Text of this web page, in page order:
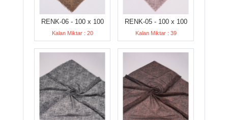
RENK-06 - 100 x 100
Kalan Miktar : 20
RENK-05 - 100 x 100
Kalan Miktar : 39